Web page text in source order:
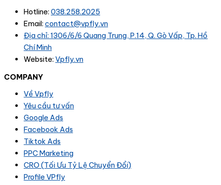
Hotline: 038.258.2025
Email: contact@vpfly.vn
Địa chỉ: 1306/6/6 Quang Trung, P.14, Q. Gò Vấp, Tp. Hồ
Chí Minh
Website: Vpfly.vn
COMPANY
Về Vpfly
Yêu cầu tư vấn
Google Ads
Facebook Ads
Tiktok Ads
PPC Marketing
CRO (Tối Ưu Tỷ Lệ Chuyển Đổi)
Profile VPfly